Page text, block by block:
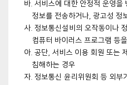
바. 서비스에 대한 안정적 운영을
정보를 전송하거나, 광고성 정
사. 정보통신설비의 오작동이나
컴퓨터 바이러스 프로그램 등
아. 공단, 서비스 이용 회원 또는
침해하는 경우
자. 정보통신 윤리위원회 등 외부